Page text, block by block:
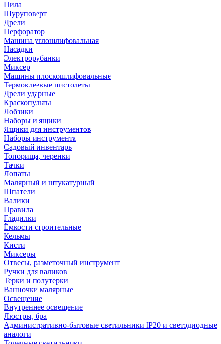
Пила
Шуруповерт
Дрели
Перфоратор
Машина углошлифовальная
Насадки
Электрорубанки
Миксер
Машины плоскошлифовальные
Термоклеевые пистолеты
Дрели ударные
Краскопульты
Лобзики
Наборы и ящики
Ящики для инструментов
Наборы инструмента
Садовый инвентарь
Топорища, черенки
Тачки
Лопаты
Малярный и штукатурный
Шпатели
Валики
Правила
Гладилки
Ёмкости строительные
Кельмы
Кисти
Миксеры
Отвесы, разметочный инструмент
Ручки для валиков
Терки и полутерки
Ванночки малярные
Освещение
Внутреннее освещение
Люстры, бра
Административно-бытовые светильники IP20 и светодиодные
аналоги